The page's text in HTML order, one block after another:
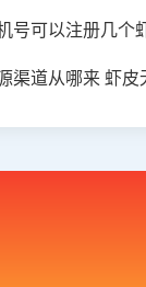
可以注册几个虾皮 虾
道从哪来 虾皮无货源